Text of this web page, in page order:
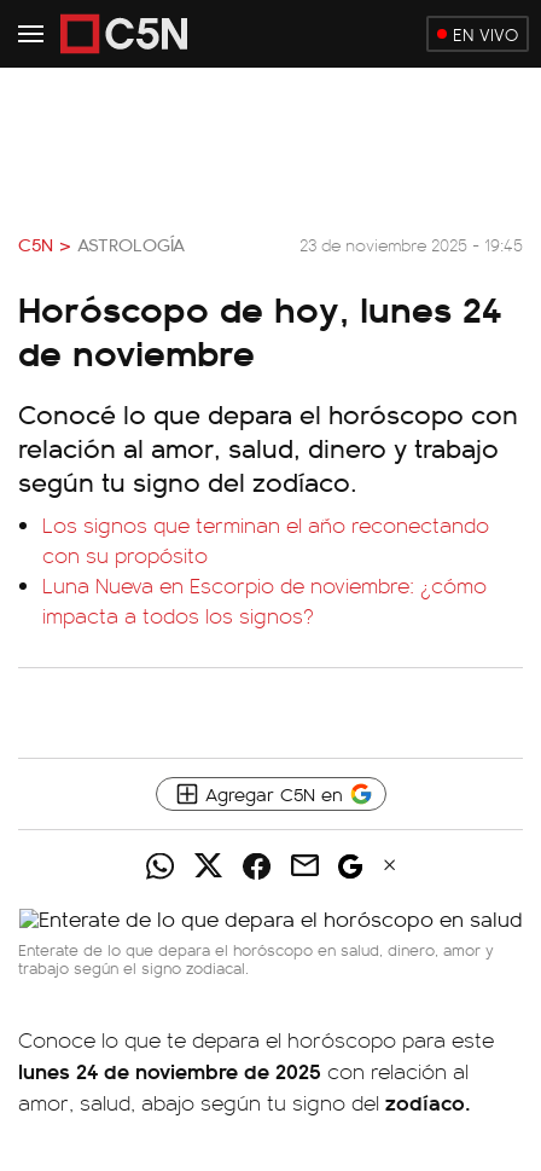
EN VIVO
C5N > ASTROLOGÍA 23 de noviembre 2025 - 19:45
Horóscopo de hoy, lunes 24
de noviembre
Conocé lo que depara el horóscopo con
relación al amor, salud, dinero y trabajo
según tu signo del zodíaco.
Los signos que terminan el año reconectando
con su propósito
Luna Nueva en Escorpio de noviembre: ¿cómo
impacta a todos los signos?
Agregar C5N en
Enterate de lo que depara el horóscopo en salud, dinero, amor y
trabajo según el signo zodiacal.
Conoce lo que te depara el horóscopo para este
lunes 24 de noviembre de 2025 con relación al
amor, salud, abajo según tu signo del zodíaco.